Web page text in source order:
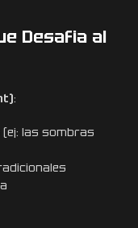
Desafia al
:
las sombras